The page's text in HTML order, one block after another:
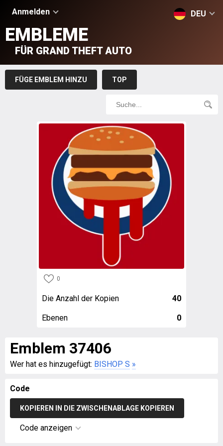
Anmelden DEU
EMBLEME
FÜR GRAND THEFT AUTO
FÜGE EMBLEM HINZU TOP
0
Die Anzahl der Kopien 40
Ebenen 0
Emblem 37406
Wer hat es hinzugefügt: BISHOP S »
Code
KOPIEREN IN DIE ZWISCHENABLAGE KOPIEREN
Code anzeigen